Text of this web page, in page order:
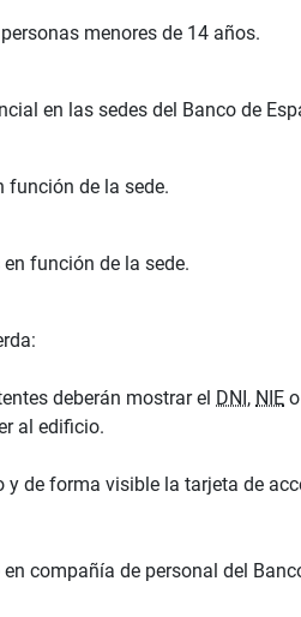
menores de 14 años.
en las sedes del Banco de
función de la sede.
función de la sede.
deberán mostrar el DNI , NIE
al edificio.
de forma visible la tarjeta de
compañía de personal del